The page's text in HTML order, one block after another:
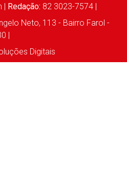
| Redação: 82 3023-7574 |
Neto, 113 - Bairro Farol -
|
Digitais